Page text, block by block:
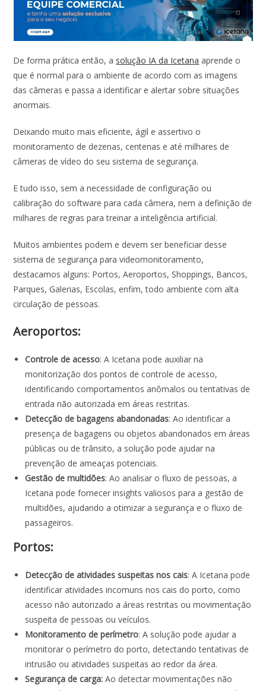
De forma prática então, a solução IA da Icetana aprende o
que é normal para o ambiente de acordo com as imagens
das câmeras e passa a identificar e alertar sobre situações
anormais.
Deixando muito mais eficiente, ágil e assertivo o
monitoramento de dezenas, centenas e até milhares de
câmeras de vídeo do seu sistema de segurança.
E tudo isso, sem a necessidade de configuração ou
calibração do software para cada câmera, nem a definição de
milhares de regras para treinar a inteligência artificial.
Muitos ambientes podem e devem ser beneficiar desse
sistema de segurança para videomonitoramento,
destacamos alguns: Portos, Aeroportos, Shoppings, Bancos,
Parques, Galerias, Escolas, enfim, todo ambiente com alta
circulação de pessoas.
Aeroportos:
Controle de acesso: A Icetana pode auxiliar na
monitorização dos pontos de controle de acesso,
identificando comportamentos anômalos ou tentativas de
entrada não autorizada em áreas restritas.
Detecção de bagagens abandonadas: Ao identificar a
presença de bagagens ou objetos abandonados em áreas
públicas ou de trânsito, a solução pode ajudar na
prevenção de ameaças potenciais.
Gestão de multidões: Ao analisar o fluxo de pessoas, a
Icetana pode fornecer insights valiosos para a gestão de
multidões, ajudando a otimizar a segurança e o fluxo de
passageiros.
Portos:
Detecção de atividades suspeitas nos cais: A Icetana pode
identificar atividades incomuns nos cais do porto, como
acesso não autorizado a áreas restritas ou movimentação
suspeita de pessoas ou veículos.
Monitoramento de perímetro: A solução pode ajudar a
monitorar o perímetro do porto, detectando tentativas de
intrusão ou atividades suspeitas ao redor da área.
Segurança de carga: Ao detectar movimentações não